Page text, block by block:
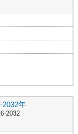
2032年
2032